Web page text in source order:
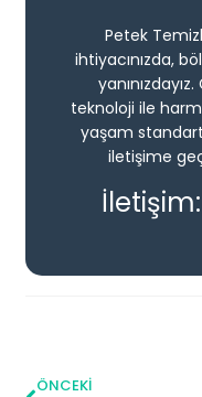
Petek
ihtiyacınızda,
teknoloji ile
yaşam
iletişime
İletişim:
ÖNCEKI